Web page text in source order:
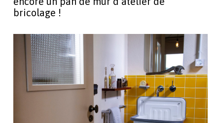
bricolage !